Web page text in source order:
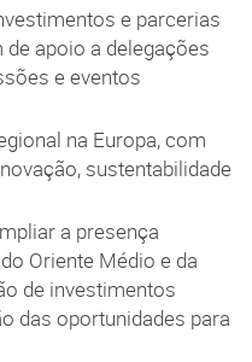
e parcerias
de apoio a delegações
e eventos
na Europa, com
sustentabilidade
a presença
Oriente Médio e da
de investimentos
das oportunidades para